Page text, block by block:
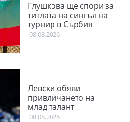
Глушкова ще спори за
титлата на сингъл на
турнир в Сърбия
08.08.2026
Левски обяви
привличането на
млад талант
08.08.2026